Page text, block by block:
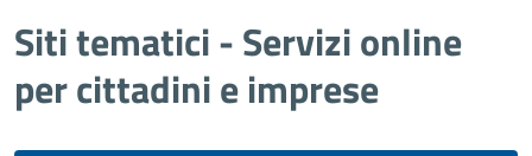
Siti tematici - Servizi online
per cittadini e imprese